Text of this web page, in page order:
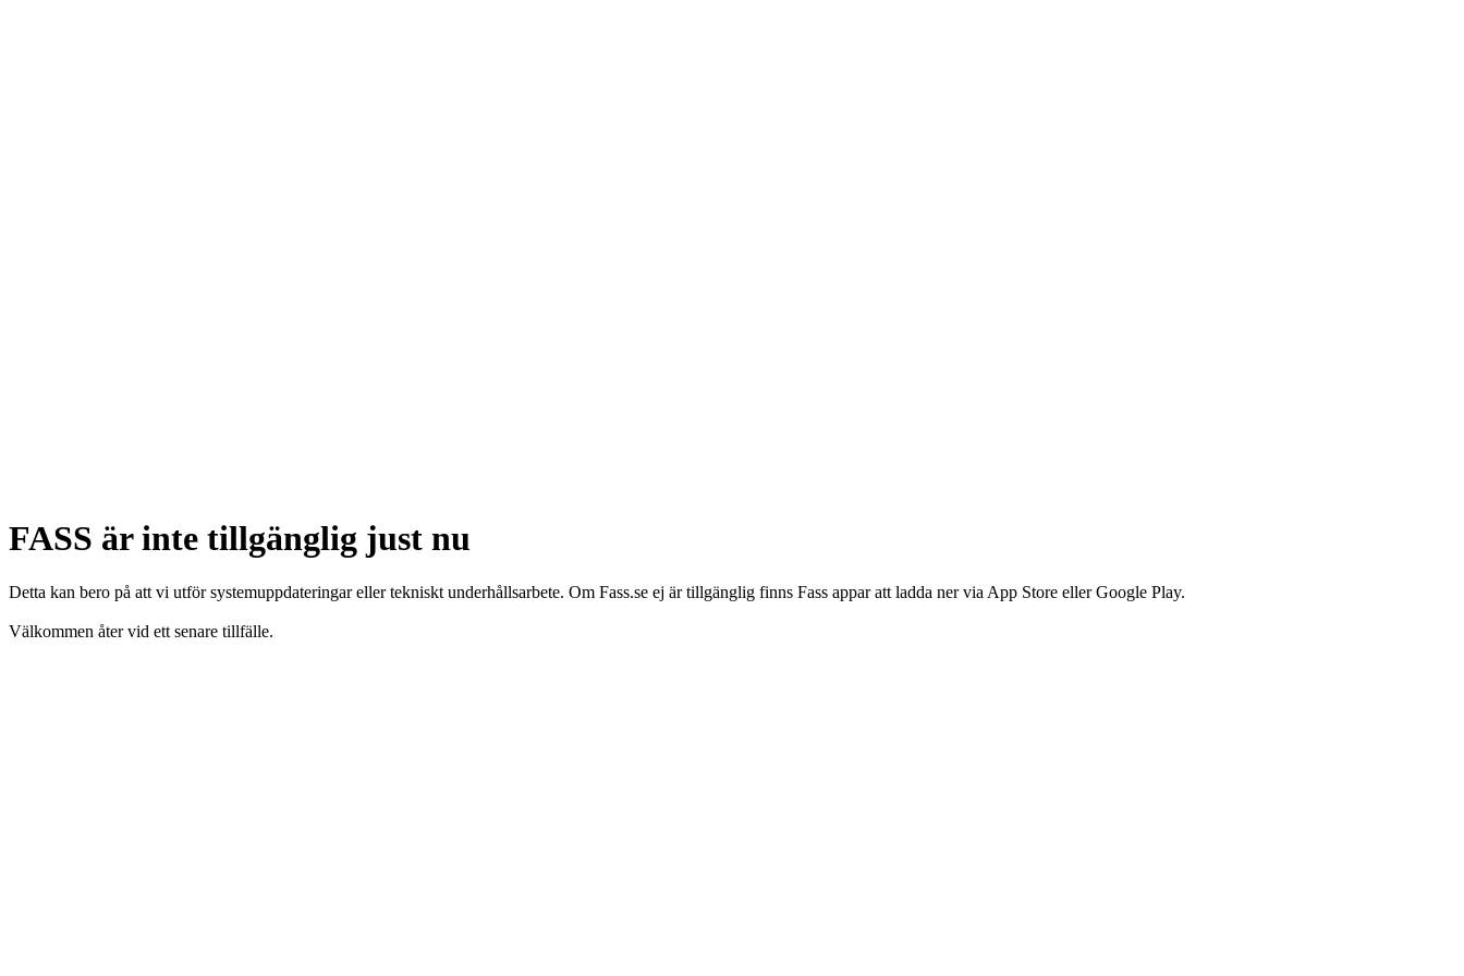
FASS är inte tillgänglig just nu
Detta kan bero på att vi utför systemuppdateringar eller tekniskt underhållsarbete. Om Fass.se ej är tillgänglig finns Fass appar att ladda ner via App Store eller Google Play.
Välkommen åter vid ett senare tillfälle.